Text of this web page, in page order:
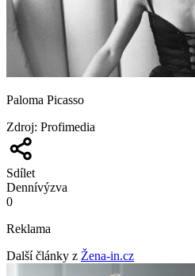
Paloma Picasso
Zdroj: Profimedia
Sdílet
Dennívýzva
0
Reklama
Další články z Žena-in.cz